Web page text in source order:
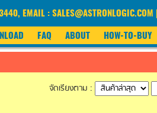
EMAIL : SALES@ASTRONLOGIC.COM |
FAQ ABOUT HOW-TO-BUY
จัดเรียงตาม :